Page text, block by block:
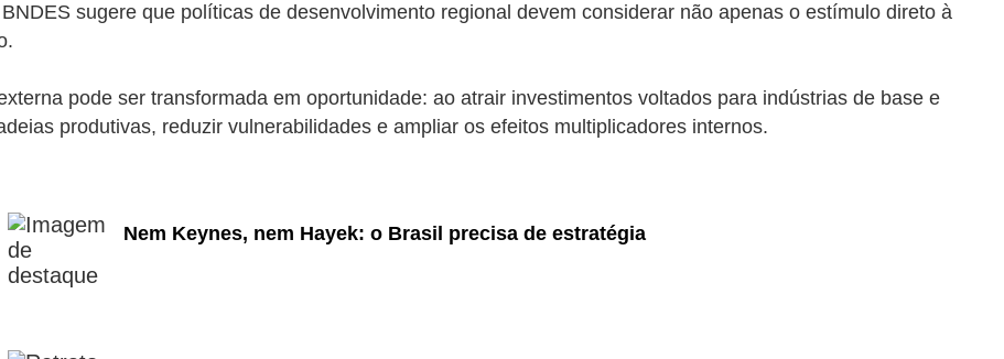
sugere que políticas de desenvolvimento regional devem considerar não apenas o estímulo direto à
pode ser transformada em oportunidade: ao atrair investimentos voltados para indústrias de base e
produtivas, reduzir vulnerabilidades e ampliar os efeitos multiplicadores internos.
Nem Keynes, nem Hayek: o Brasil precisa de estratégia